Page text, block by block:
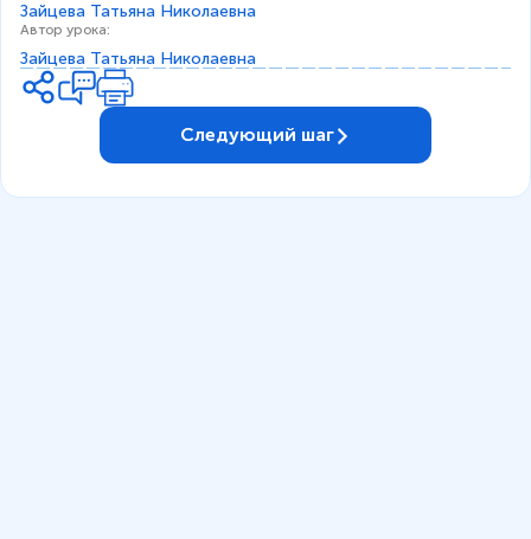
Зайцева Татьяна Николаевна
Автор урока:
Зайцева Татьяна Николаевна
Следующий шаг